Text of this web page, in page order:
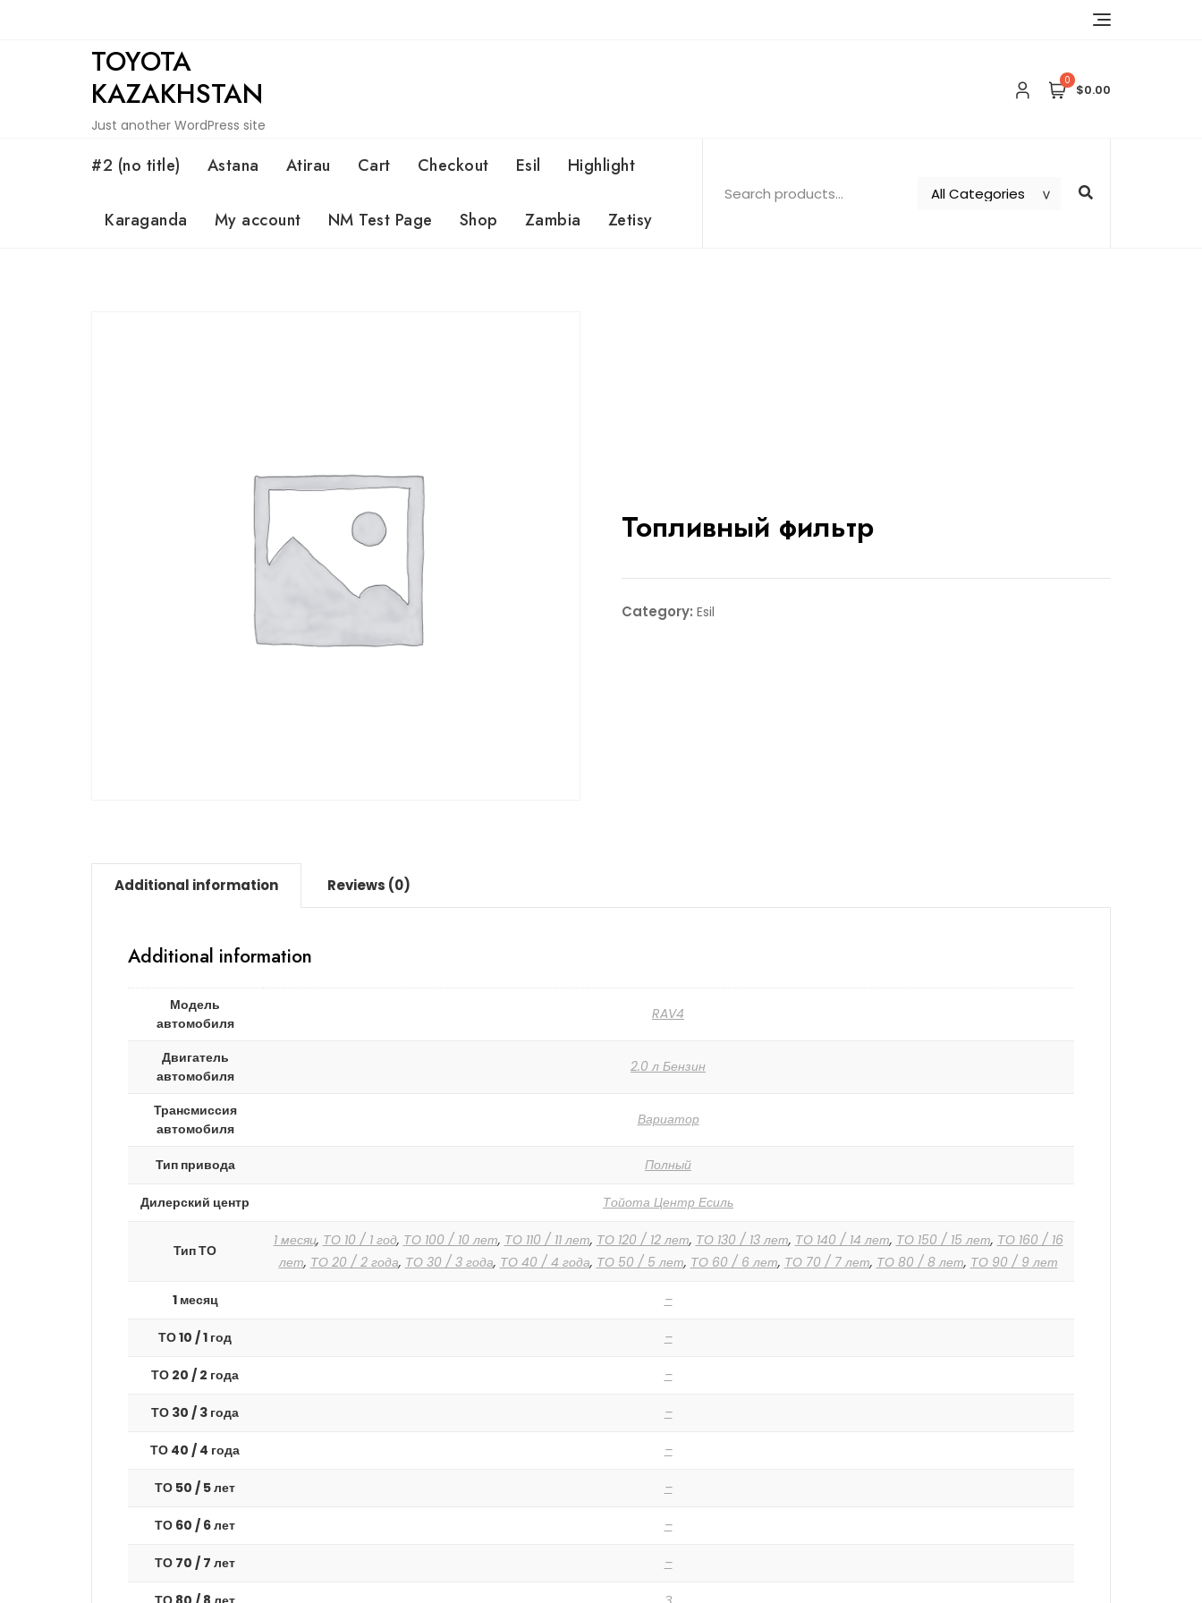
TOYOTA
KAZAKHSTAN
Just another WordPress site
0
$0.00
#2 (no title) Astana Atirau Cart Checkout Esil Highlight
Karaganda My account NM Test Page Shop Zambia Zetisy
Топливный фильтр
Category: Esil
Additional information Reviews (0)
Additional information
Модель
автомобиля
RAV4
Двигатель
автомобиля
2.0 л Бензин
Трансмиссия
автомобиля
Вариатор
Тип привода Полный
Дилерский центр Тойота Центр Есиль
Тип ТО
1 месяц, ТО 10 / 1 год, ТО 100 / 10 лет, ТО 110 / 11 лет, ТО 120 / 12 лет, ТО 130 / 13 лет, ТО 140 / 14 лет, ТО 150 / 15 лет, ТО 160 / 16
лет, ТО 20 / 2 года, ТО 30 / 3 года, ТО 40 / 4 года, ТО 50 / 5 лет, ТО 60 / 6 лет, ТО 70 / 7 лет, ТО 80 / 8 лет, ТО 90 / 9 лет
1 месяц –
ТО 10 / 1 год –
ТО 20 / 2 года –
ТО 30 / 3 года –
ТО 40 / 4 года –
ТО 50 / 5 лет –
ТО 60 / 6 лет –
ТО 70 / 7 лет –